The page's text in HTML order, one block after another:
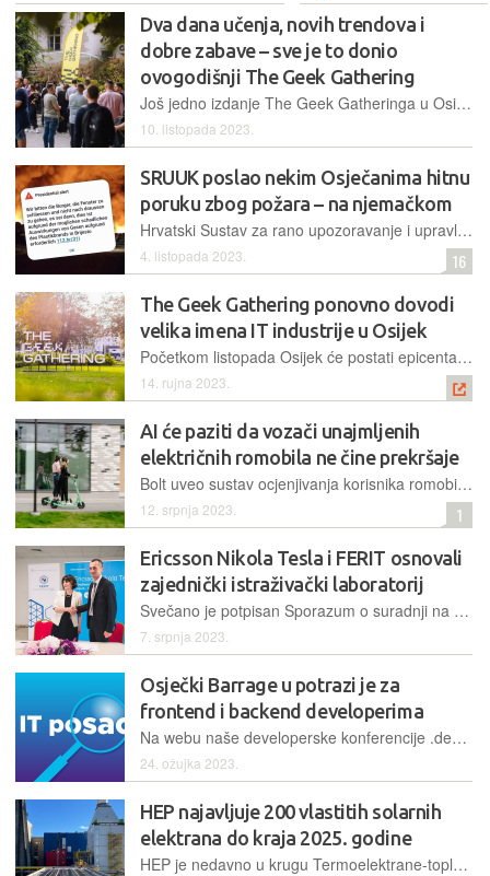
Dva dana učenja, novih trendova i
dobre zabave – sve je to donio
ovogodišnji The Geek Gathering
Još jedno izdanje The Geek Gatheringa u Osijeku je okupilo entuzijaste, profesionalce i zaljubljenike u tehnologiju, pružajući im priliku da se povežu, razmjene iskustva i uživaju u raznolikim sadržajima
10. listopada 2023.
SRUUK poslao nekim Osječanima hitnu
poruku zbog požara – na njemačkom
Hrvatski Sustav za rano upozoravanje i upravljanje krizama upotrijebljen je u praksi povodom velikog požara u Osijeku, no neki su građani prijavili da su obavijesti dobili na njemačkom jeziku
4. listopada 2023. 16
The Geek Gathering ponovno dovodi
velika imena IT industrije u Osijek
Početkom listopada Osijek će postati epicentar tehnoloških inovacija, kreativnosti i entuzijazma jer ponovno stiže događaj koji će oduševiti sve zaljubljenike u tehnologiju i geek kulturu
14. rujna 2023.
AI će paziti da vozači unajmljenih
električnih romobila ne čine prekršaje
Bolt uveo sustav ocjenjivanja korisnika romobila uz pomoć umjetne inteligencije. Svaki će se prekršaj na unajmljenim romobilima bilježiti, a rezultat praćenja utjecat će na ocjenu korisnika
12. srpnja 2023. 1
Ericsson Nikola Tesla i FERIT osnovali
zajednički istraživački laboratorij
Svečano je potpisan Sporazum o suradnji na području informacijskih i komunikacijskih tehnologija kompanije Ericsson Nikola Tesla i Fakulteta elektrotehnike, računarstva i informacijskih tehnologija Sveučilišta Josipa Jurja Strossmayera u Osijeku te je osnovan zajednički istraživački laboratorij
7. srpnja 2023.
Osječki Barrage u potrazi je za
frontend i backend developerima
Na webu naše developerske konferencije .debug možete pronaći više od 120 oglasa za otvorene pozicije kod najboljih domaćih IT kompanija. Provjerite cijelu ponudu, koju svakodnevno osvježavamo
24. ožujka 2023.
HEP najavljuje 200 vlastitih solarnih
elektrana do kraja 2025. godine
HEP je nedavno u krugu Termoelektrane-toplane Sisak pustio u rad svoju integriranu sunčanu elektranu, a trenutačno priprema i sljedeću, u Termoelektrani-toplani Osijek